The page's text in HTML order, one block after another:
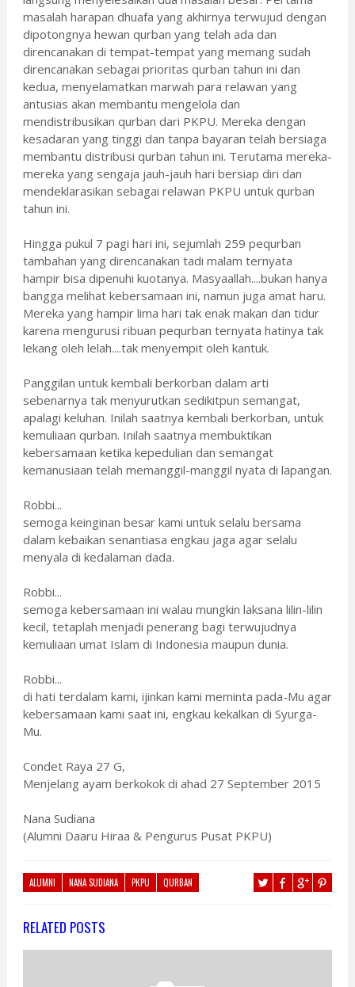
masalah harapan dhuafa yang akhirnya terwujud dengan
dipotongnya hewan qurban yang telah ada dan
direncanakan di tempat-tempat yang memang sudah
direncanakan sebagai prioritas qurban tahun ini dan
kedua, menyelamatkan marwah para relawan yang
antusias akan membantu mengelola dan
mendistribusikan qurban dari PKPU. Mereka dengan
kesadaran yang tinggi dan tanpa bayaran telah bersiaga
membantu distribusi qurban tahun ini. Terutama mereka-
mereka yang sengaja jauh-jauh hari bersiap diri dan
mendeklarasikan sebagai relawan PKPU untuk qurban
tahun ini.
Hingga pukul 7 pagi hari ini, sejumlah 259 pequrban
tambahan yang direncanakan tadi malam ternyata
hampir bisa dipenuhi kuotanya. Masyaallah....bukan hanya
bangga melihat kebersamaan ini, namun juga amat haru.
Mereka yang hampir lima hari tak enak makan dan tidur
karena mengurusi ribuan pequrban ternyata hatinya tak
lekang oleh lelah....tak menyempit oleh kantuk.
Panggilan untuk kembali berkorban dalam arti
sebenarnya tak menyurutkan sedikitpun semangat,
apalagi keluhan. Inilah saatnya kembali berkorban, untuk
kemuliaan qurban. Inilah saatnya membuktikan
kebersamaan ketika kepedulian dan semangat
kemanusiaan telah memanggil-manggil nyata di lapangan.
Robbi...
semoga keinginan besar kami untuk selalu bersama
dalam kebaikan senantiasa engkau jaga agar selalu
menyala di kedalaman dada.
Robbi...
semoga kebersamaan ini walau mungkin laksana lilin-lilin
kecil, tetaplah menjadi penerang bagi terwujudnya
kemuliaan umat Islam di Indonesia maupun dunia.
Robbi...
di hati terdalam kami, ijinkan kami meminta pada-Mu agar
kebersamaan kami saat ini, engkau kekalkan di Syurga-
Mu.
Condet Raya 27 G,
Menjelang ayam berkokok di ahad 27 September 2015
Nana Sudiana
(Alumni Daaru Hiraa & Pengurus Pusat PKPU)
ALUMNI NANA SUDIANA PKPU QURBAN
RELATED POSTS